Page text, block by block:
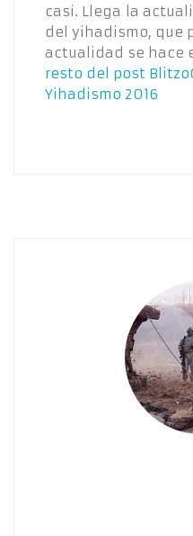
casi. Llega la
del yihadismo, que
actualidad se hace
resto del post
Yihadismo 2016